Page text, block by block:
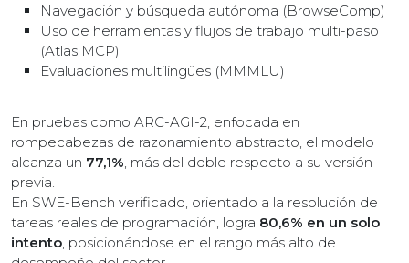
Navegación y búsqueda autónoma (BrowseComp)
Uso de herramientas y flujos de trabajo multi-paso
(Atlas MCP)
Evaluaciones multilingües (MMMLU)
En pruebas como ARC-AGI-2, enfocada en
rompecabezas de razonamiento abstracto, el modelo
alcanza un 77,1%, más del doble respecto a su versión
previa.
En SWE-Bench verificado, orientado a la resolución de
tareas reales de programación, logra 80,6% en un solo
intento, posicionándose en el rango más alto de